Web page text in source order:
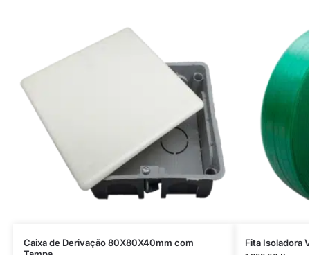
Caixa de Derivação 80X80X40mm com
Fita Isoladora